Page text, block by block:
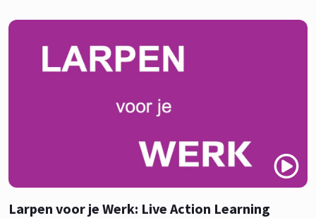
Larpen voor je Werk: Live Action Learning